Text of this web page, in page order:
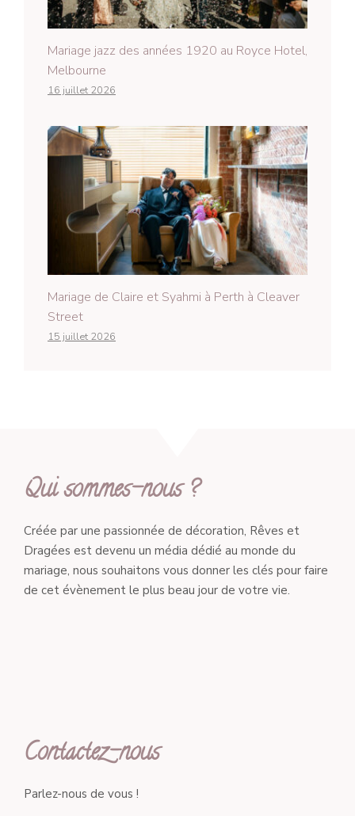
Mariage jazz des années 1920 au Royce Hotel,
Melbourne
16 juillet 2026
Mariage de Claire et Syahmi à Perth à Cleaver
Street
15 juillet 2026
Qui sommes-nous ?
Créée par une passionnée de décoration, Rêves et
Dragées est devenu un média dédié au monde du
mariage, nous souhaitons vous donner les clés pour faire
de cet évènement le plus beau jour de votre vie.
Contactez-nous
Parlez-nous de vous !